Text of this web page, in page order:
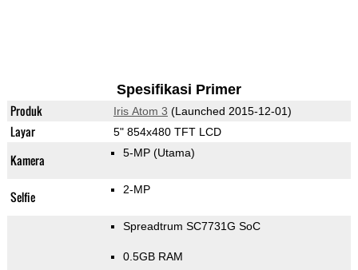
Spesifikasi Primer
Produk Iris Atom 3 (Launched 2015-12-01)
Layar 5" 854x480 TFT LCD
Kamera 5-MP (Utama)
Selfie 2-MP
Spreadtrum SC7731G SoC
0.5GB RAM